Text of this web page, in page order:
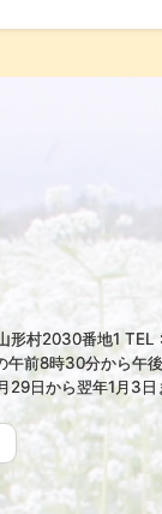
形村2030番地1
午前8時30分から午
日から翌年1月3日